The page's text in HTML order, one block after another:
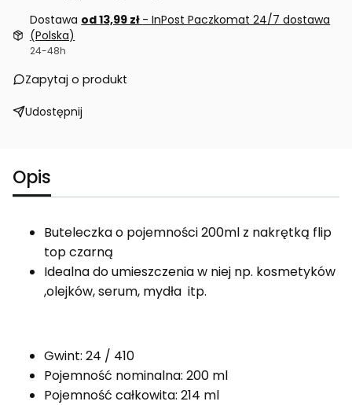
Dostawa od 13,99 zł - InPost Paczkomat 24/7 dostawa
(Polska)
24-48h
Zapytaj o produkt
Udostępnij
Opis
Buteleczka o pojemności 200ml z nakrętką flip
top czarną
Idealna do umieszczenia w niej np. kosmetyków
,olejków, serum, mydła itp.
Gwint: 24 / 410
Pojemność nominalna: 200 ml
Pojemność całkowita: 214 ml